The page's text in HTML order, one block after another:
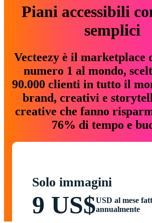
Piani accessibili
semplici
Vecteezy è il marketplace
numero 1 al mondo,
90.000 clienti in tutto il
brand, creativi e
creative che fanno
76% di tempo e
Solo immagini
9 US$USD al mese
annualmente